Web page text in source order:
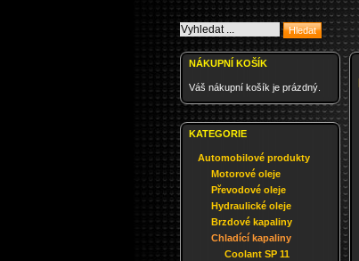
NÁKUPNÍ KOŠÍK
Váš nákupní košík je prázdný.
KATEGORIE
Automobilové produkty
Motorové oleje
Převodové oleje
Hydraulické oleje
Brzdové kapaliny
Chladící kapaliny
Coolant SP 11